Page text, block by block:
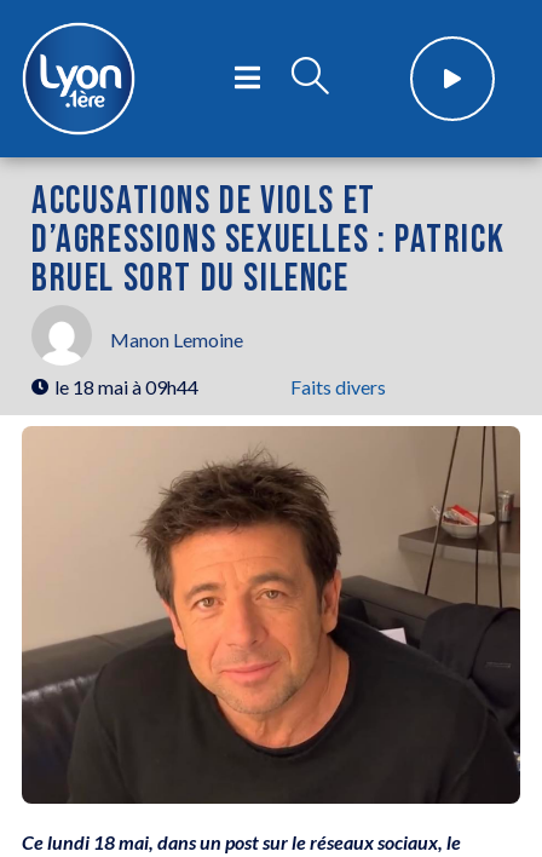
ACCUSATIONS DE VIOLS ET
D’AGRESSIONS SEXUELLES : PATRICK
BRUEL SORT DU SILENCE
Manon Lemoine
le 18 mai à 09h44 Faits divers
Ce lundi 18 mai, dans un post sur le réseaux sociaux, le